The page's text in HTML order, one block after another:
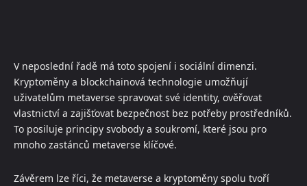
V neposlední řadě má toto spojení i sociální dimenzi.
Kryptoměny a blockchainová technologie umožňují
uživatelům metaverse spravovat své identity, ověřovat
vlastnictví a zajišťovat bezpečnost bez potřeby prostředníků.
To posiluje principy svobody a soukromí, které jsou pro
mnoho zastánců metaverse klíčové.
Závěrem lze říci, že metaverse a kryptoměny spolu tvoří